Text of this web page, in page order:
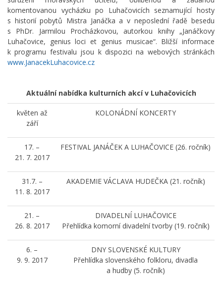
komentovanou vycházku po Luhačovicích seznamující hosty
s historií pobytů Mistra Janáčka a v neposlední řadě besedu
s PhDr. Jarmilou Procházkovou, autorkou knihy „Janáčkovy
Luhačovice, genius loci et genius musicae“. Bližší informace
k programu festivalu jsou k dispozici na webových stránkách
www.JanacekLuhacovice.cz
Aktuální nabídka kulturních akcí v Luhačovicích
květen až
září
KOLONÁDNÍ KONCERTY
17. –
21. 7. 2017
FESTIVAL JANÁČEK A LUHAČOVICE (26. ročník)
31.7. –
11. 8. 2017
AKADEMIE VÁCLAVA HUDEČKA (21. ročník)
21. –
26. 8. 2017
DIVADELNÍ LUHAČOVICE
Přehlídka komorní divadelní tvorby (19. ročník)
6. –
9. 9. 2017
DNY SLOVENSKÉ KULTURY
Přehlídka slovenského folkloru, divadla
a hudby (5. ročník)